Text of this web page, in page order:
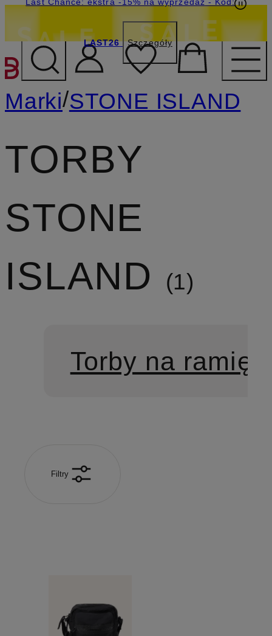
PRZEJDŹ DO GŁÓWNEJ
LAST26 Szczegóły
Marki/STONE ISLAND
TORBY
STONE
ISLAND
1
Torby na ramię
Filtry